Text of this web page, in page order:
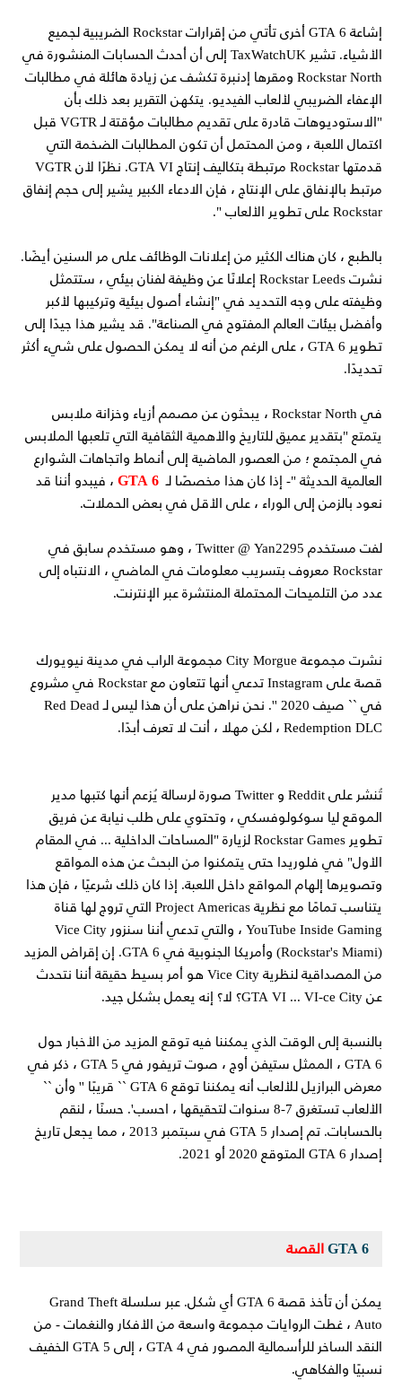
إشاعة GTA 6 أخرى تأتي من إقرارات Rockstar الضريبية لجميع
الأشياء. تشير TaxWatchUK إلى أن أحدث الحسابات المنشورة في
Rockstar North ومقرها إدنبرة تكشف عن زيادة هائلة في مطالبات
الإعفاء الضريبي لألعاب الفيديو. يتكهن التقرير بعد ذلك بأن
"الاستوديوهات قادرة على تقديم مطالبات مؤقتة لـ VGTR قبل
اكتمال اللعبة ، ومن المحتمل أن تكون المطالبات الضخمة التي
قدمتها Rockstar مرتبطة بتكاليف إنتاج GTA VI. نظرًا لأن VGTR
مرتبط بالإنفاق على الإنتاج ، فإن الادعاء الكبير يشير إلى حجم إنفاق
Rockstar على تطوير الألعاب ".
بالطبع ، كان هناك الكثير من إعلانات الوظائف على مر السنين أيضًا.
نشرت Rockstar Leeds إعلانًا عن وظيفة لفنان بيئي ، ستتمثل
وظيفته على وجه التحديد في "إنشاء أصول بيئية وتركيبها لأكبر
وأفضل بيئات العالم المفتوح في الصناعة". قد يشير هذا جيدًا إلى
تطوير GTA 6 ، على الرغم من أنه لا يمكن الحصول على شيء أكثر
تحديدًا.
في Rockstar North ، يبحثون عن مصمم أزياء وخزانة ملابس
يتمتع "بتقدير عميق للتاريخ والأهمية الثقافية التي تلعبها الملابس
في المجتمع ؛ من العصور الماضية إلى أنماط واتجاهات الشوارع
العالمية الحديثة "- إذا كان هذا مخصصًا لـ GTA 6، فيبدو أننا قد
نعود بالزمن إلى الوراء ، على الأقل في بعض الحملات.
لفت مستخدم Twitter @ Yan2295 ، وهو مستخدم سابق في
Rockstar معروف بتسريب معلومات في الماضي ، الانتباه إلى
عدد من التلميحات المحتملة المنتشرة عبر الإنترنت.
نشرت مجموعة City Morgue مجموعة الراب في مدينة نيويورك
قصة على Instagram تدعي أنها تتعاون مع Rockstar في مشروع
في `` صيف 2020 ''. نحن نراهن على أن هذا ليس لـ Red Dead
Redemption DLC ، لكن مهلا ، أنت لا تعرف أبدًا.
تُنشر على Reddit و Twitter صورة لرسالة يُزعم أنها كتبها مدير
الموقع ليا سوكولوفسكي ، وتحتوي على طلب نيابة عن فريق
تطوير Rockstar Games لزيارة "المساحات الداخلية ... في المقام
الأول" في فلوريدا حتى يتمكنوا من البحث عن هذه المواقع
وتصويرها إلهام المواقع داخل اللعبة. إذا كان ذلك شرعيًا ، فإن هذا
يتناسب تمامًا مع نظرية Project Americas التي تروج لها قناة
YouTube Inside Gaming ، والتي تدعي أننا سنزور Vice City
(Rockstar's Miami) وأمريكا الجنوبية في GTA 6. إن إقراض المزيد
من المصداقية لنظرية Vice City هو أمر بسيط حقيقة أننا نتحدث
عن GTA VI ... VI-ce City؟ لا؟ إنه يعمل بشكل جيد.
بالنسبة إلى الوقت الذي يمكننا فيه توقع المزيد من الأخبار حول
GTA 6 ، الممثل ستيفن أوج ، صوت تريفور في GTA 5 ، ذكر في
معرض البرازيل للألعاب أنه يمكننا توقع GTA 6 `` قريبًا '' وأن ``
الألعاب تستغرق 7-8 سنوات لتحقيقها ، احسب'. حسنًا ، لنقم
بالحسابات. تم إصدار GTA 5 في سبتمبر 2013 ، مما يجعل تاريخ
إصدار GTA 6 المتوقع 2020 أو 2021.
GTA 6القصة
يمكن أن تأخذ قصة GTA 6 أي شكل. عبر سلسلة Grand Theft
Auto ، غطت الروايات مجموعة واسعة من الأفكار والنغمات - من
النقد الساخر للرأسمالية المصور في GTA 4 ، إلى GTA 5 الخفيف
نسبيًا والفكاهي.